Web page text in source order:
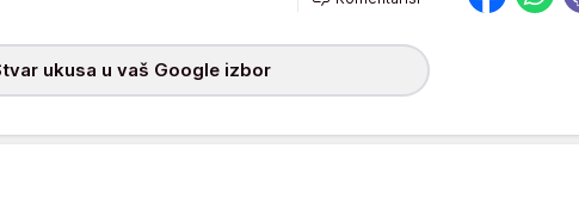
ukusa u vaš Google izbor